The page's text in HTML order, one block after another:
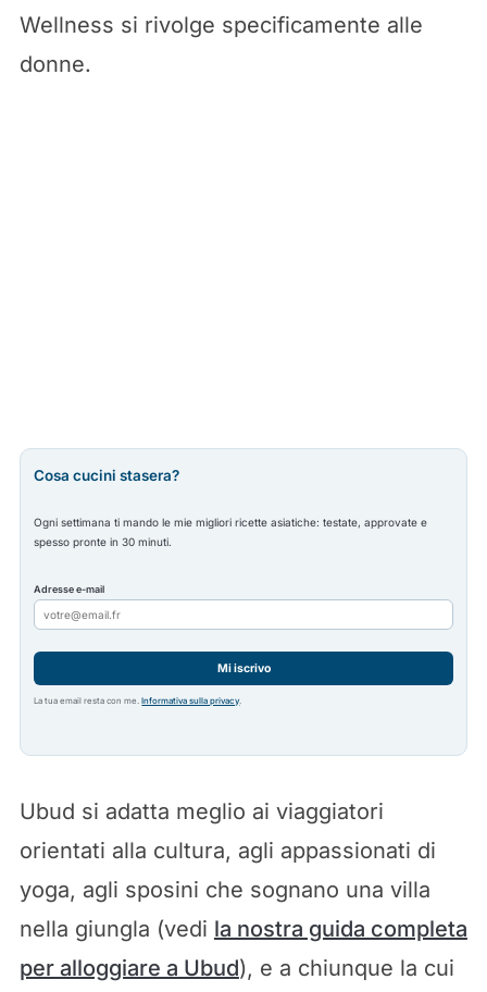
Wellness si rivolge specificamente alle
donne.
Cosa cucini stasera?
Ogni settimana ti mando le mie migliori ricette asiatiche: testate, approvate e
spesso pronte in 30 minuti.
Adresse e-mail
Mi iscrivo
La tua email resta con me.Informativa sulla privacy.
Ubud si adatta meglio ai viaggiatori
orientati alla cultura, agli appassionati di
yoga, agli sposini che sognano una villa
nella giungla (vedi la nostra guida completa
per alloggiare a Ubud), e a chiunque la cui